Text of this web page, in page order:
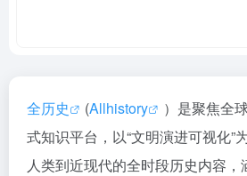
全历史 (Allhistory
）是聚焦全
式知识平台，以“文明演进可视化”
人类到近现代的全时段历史内容